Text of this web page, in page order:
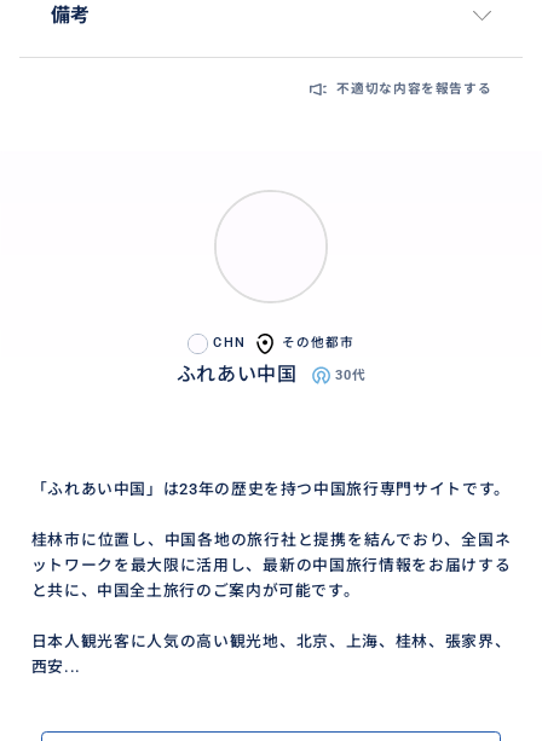
備考
不適切な内容を報告する
CHN その他都市
ふれあい中国 30代
「ふれあい中国」は23年の歴史を持つ中国旅行専門サイトです。
桂林市に位置し、中国各地の旅行社と提携を結んでおり、全国ネ
ットワークを最大限に活用し、最新の中国旅行情報をお届けする
と共に、中国全土旅行のご案内が可能です。
日本人観光客に人気の高い観光地、北京、上海、桂林、張家界、
西安...